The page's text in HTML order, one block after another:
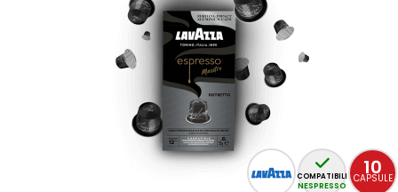
10
CAPSULE
COMPATIBILI
NESPRESSO